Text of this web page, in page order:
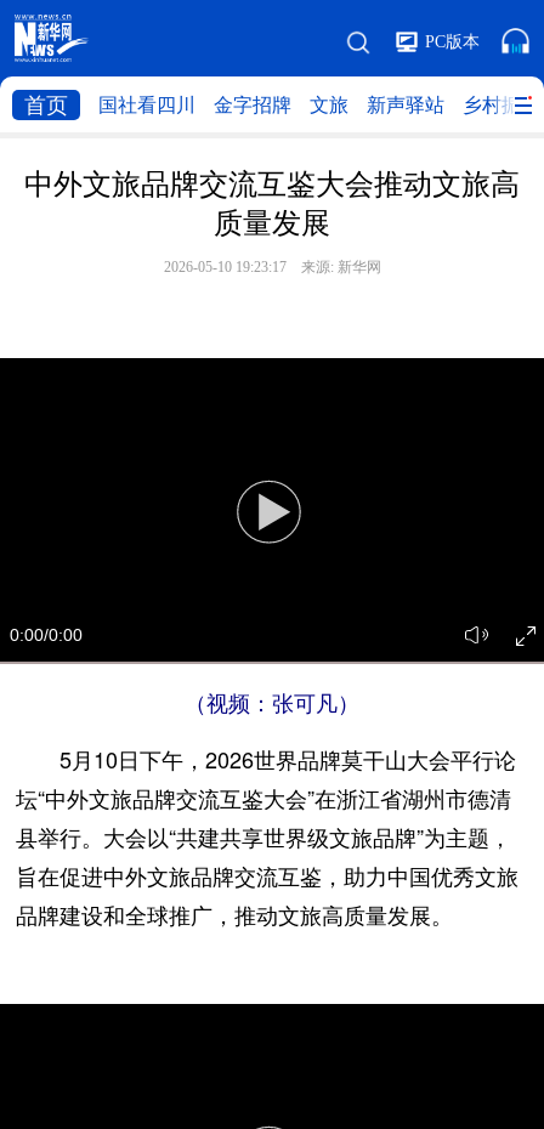
PC版本
首页 国社看四川 金字招牌 文旅 新声驿站 乡村振兴
中外文旅品牌交流互鉴大会推动文旅高
质量发展
2026-05-10 19:23:17 来源: 新华网
0:00/0:00
（视频：张可凡）
5月10日下午，2026世界品牌莫干山大会平行论
坛“中外文旅品牌交流互鉴大会”在浙江省湖州市德清
县举行。大会以“共建共享世界级文旅品牌”为主题，
旨在促进中外文旅品牌交流互鉴，助力中国优秀文旅
品牌建设和全球推广，推动文旅高质量发展。